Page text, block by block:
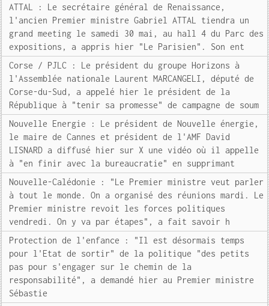
ATTAL : Le secrétaire général de Renaissance,
l'ancien Premier ministre Gabriel ATTAL tiendra un
grand meeting le samedi 30 mai, au hall 4 du Parc des
expositions, a appris hier "Le Parisien". Son ent
Corse / PJLC : Le président du groupe Horizons à
l'Assemblée nationale Laurent MARCANGELI, député de
Corse-du-Sud, a appelé hier le président de la
République à "tenir sa promesse" de campagne de soum
Nouvelle Energie : Le président de Nouvelle énergie,
le maire de Cannes et président de l'AMF David
LISNARD a diffusé hier sur X une vidéo où il appelle
à "en finir avec la bureaucratie" en supprimant
Nouvelle-Calédonie : "Le Premier ministre veut parler
à tout le monde. On a organisé des réunions mardi. Le
Premier ministre revoit les forces politiques
vendredi. On y va par étapes", a fait savoir h
Protection de l'enfance : "Il est désormais temps
pour l'Etat de sortir" de la politique "des petits
pas pour s'engager sur le chemin de la
responsabilité", a demandé hier au Premier ministre
Sébastie